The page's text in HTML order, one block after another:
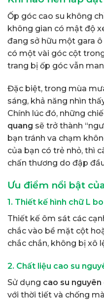
Ốp góc cao su không
không gian có mật độ
đang sở hữu một gara
có một vài góc cột
trang bị ốp góc vẫn
Đặc biệt, trong mùa
sáng, khả năng nhìn
Chính lúc đó, những
quang sẽ trở thành
bạn tránh va chạm
của bạn có trẻ nhỏ, thì
chấn thương do đập
Ưu điểm nổi bật
1. Thiết kế hình chữ L
Thiết kế ôm sát các
chắc vào bề mặt cột
chắc chắn, không bị xô
2. Chất liệu cao su
Sử dụng cao su
với thời tiết và chống